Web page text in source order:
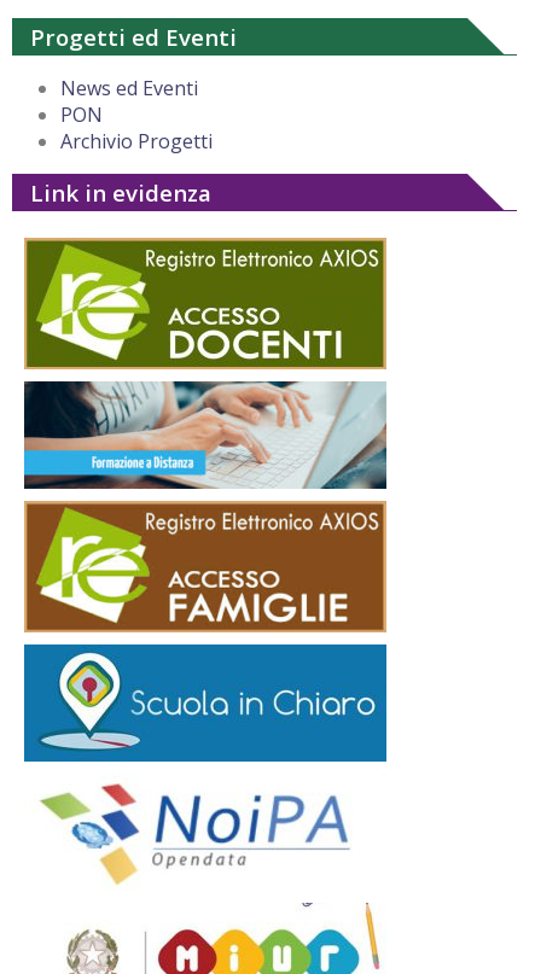
Progetti ed Eventi
News ed Eventi
PON
Archivio Progetti
Link in evidenza